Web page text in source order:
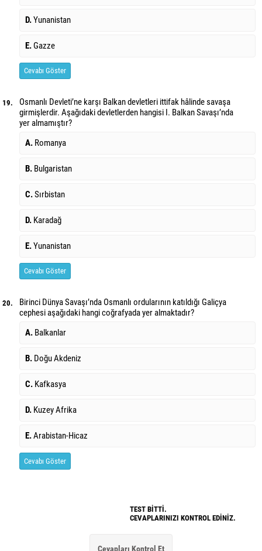
D.Yunanistan
E.Gazze
Cevabı Göster
19.
Osmanlı Devleti’ne karşı Balkan devletleri ittifak hâlinde savaşa
girmişlerdir. Aşağıdaki devletlerden hangisi I. Balkan Savaşı’nda
yer almamıştır?
A. Romanya
B. Bulgaristan
C.Sırbistan
D. Karadağ
E.Yunanistan
Cevabı Göster
20.
Birinci Dünya Savaşı’nda Osmanlı ordularının katıldığı Galiçya
cephesi aşağıdaki hangi coğrafyada yer almaktadır?
A. Balkanlar
B. Doğu Akdeniz
C. Kafkasya
D. Kuzey Afrika
E.Arabistan-Hicaz
Cevabı Göster
TEST BİTTİ.
CEVAPLARINIZI KONTROL EDİNİZ.